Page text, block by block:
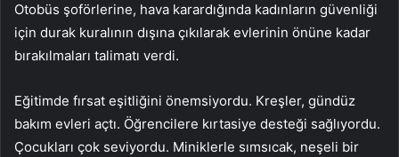
Otobüs şoförlerine, hava karardığında kadınların güvenliği
için durak kuralının dışına çıkılarak evlerinin önüne kadar
bırakılmaları talimatı verdi.
Eğitimde fırsat eşitliğini önemsiyordu. Kreşler, gündüz
bakım evleri açtı. Öğrencilere kırtasiye desteği sağlıyordu.
Çocukları çok seviyordu. Miniklerle sımsıcak, neşeli bir